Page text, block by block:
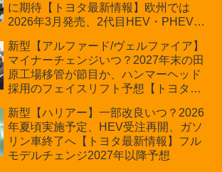
に期待【トヨタ最新情報】欧州では
2026年3月発売、2代目HEV・PHEVは
新型【アルファード/ヴェルファイア】
マイナーチェンジいつ？2027年末の田
原工場移管が節目か、ハンマーヘッド
採用のフェイスリフト予想【トヨタ最
費税込価格559万9000円から
新型【ハリアー】一部改良いつ？2026
年夏頃実施予定、HEV受注再開、ガソ
リン車終了へ【トヨタ最新情報】フル
モデルチェンジ2027年以降予想